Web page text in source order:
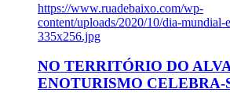
https://www.ruadebaixo.com/wp-
content/uploads/2020/10/dia-mundial-
335x256.jpg
NO TERRITÓRIO DO
ENOTURISMO CELEBRA-